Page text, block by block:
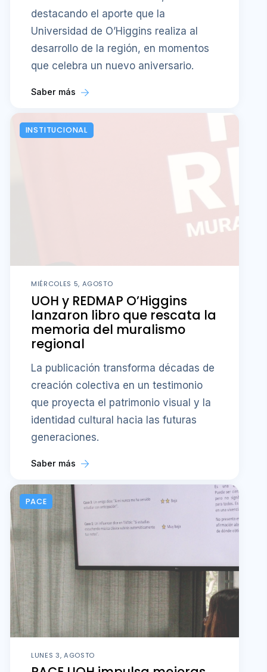
destacando el aporte que la
Universidad de O’Higgins realiza al
desarrollo de la región, en momentos
que celebra un nuevo aniversario.
Saber más
INSTITUCIONAL
MIÉRCOLES 5, AGOSTO
UOH y REDMAP O’Higgins
lanzaron libro que rescata la
memoria del muralismo
regional
La publicación transforma décadas de
creación colectiva en un testimonio
que proyecta el patrimonio visual y la
identidad cultural hacia las futuras
generaciones.
Saber más
PACE
LUNES 3, AGOSTO